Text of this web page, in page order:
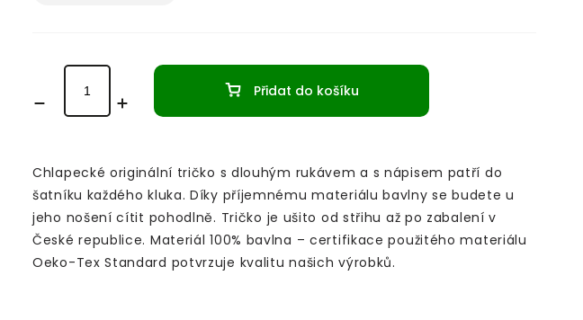
Přidat do košíku
Chlapecké originální tričko s dlouhým rukávem a s nápisem patří do
šatníku každého kluka. Díky příjemnému materiálu bavlny se budete u
jeho nošení cítit pohodlně. Tričko je ušito od střihu až po zabalení v
České republice. Materiál 100% bavlna – certifikace použitého materiálu
Oeko-Tex Standard potvrzuje kvalitu našich výrobků.